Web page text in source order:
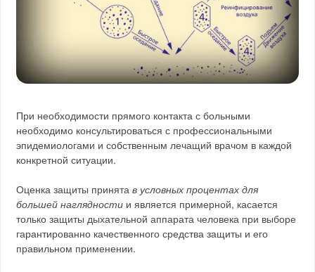
При необходимости прямого контакта с больными
необходимо консультироваться с профессиональными
эпидемиологами и собственным лечащий врачом в каждой
конкретной ситуации.
Оценка защиты принятав условных процентах для
большей наглядности и является примерной, касается
только защиты дыхательной аппарата человека при выборе
гарантированно качественного средства защиты и его
правильном применении.